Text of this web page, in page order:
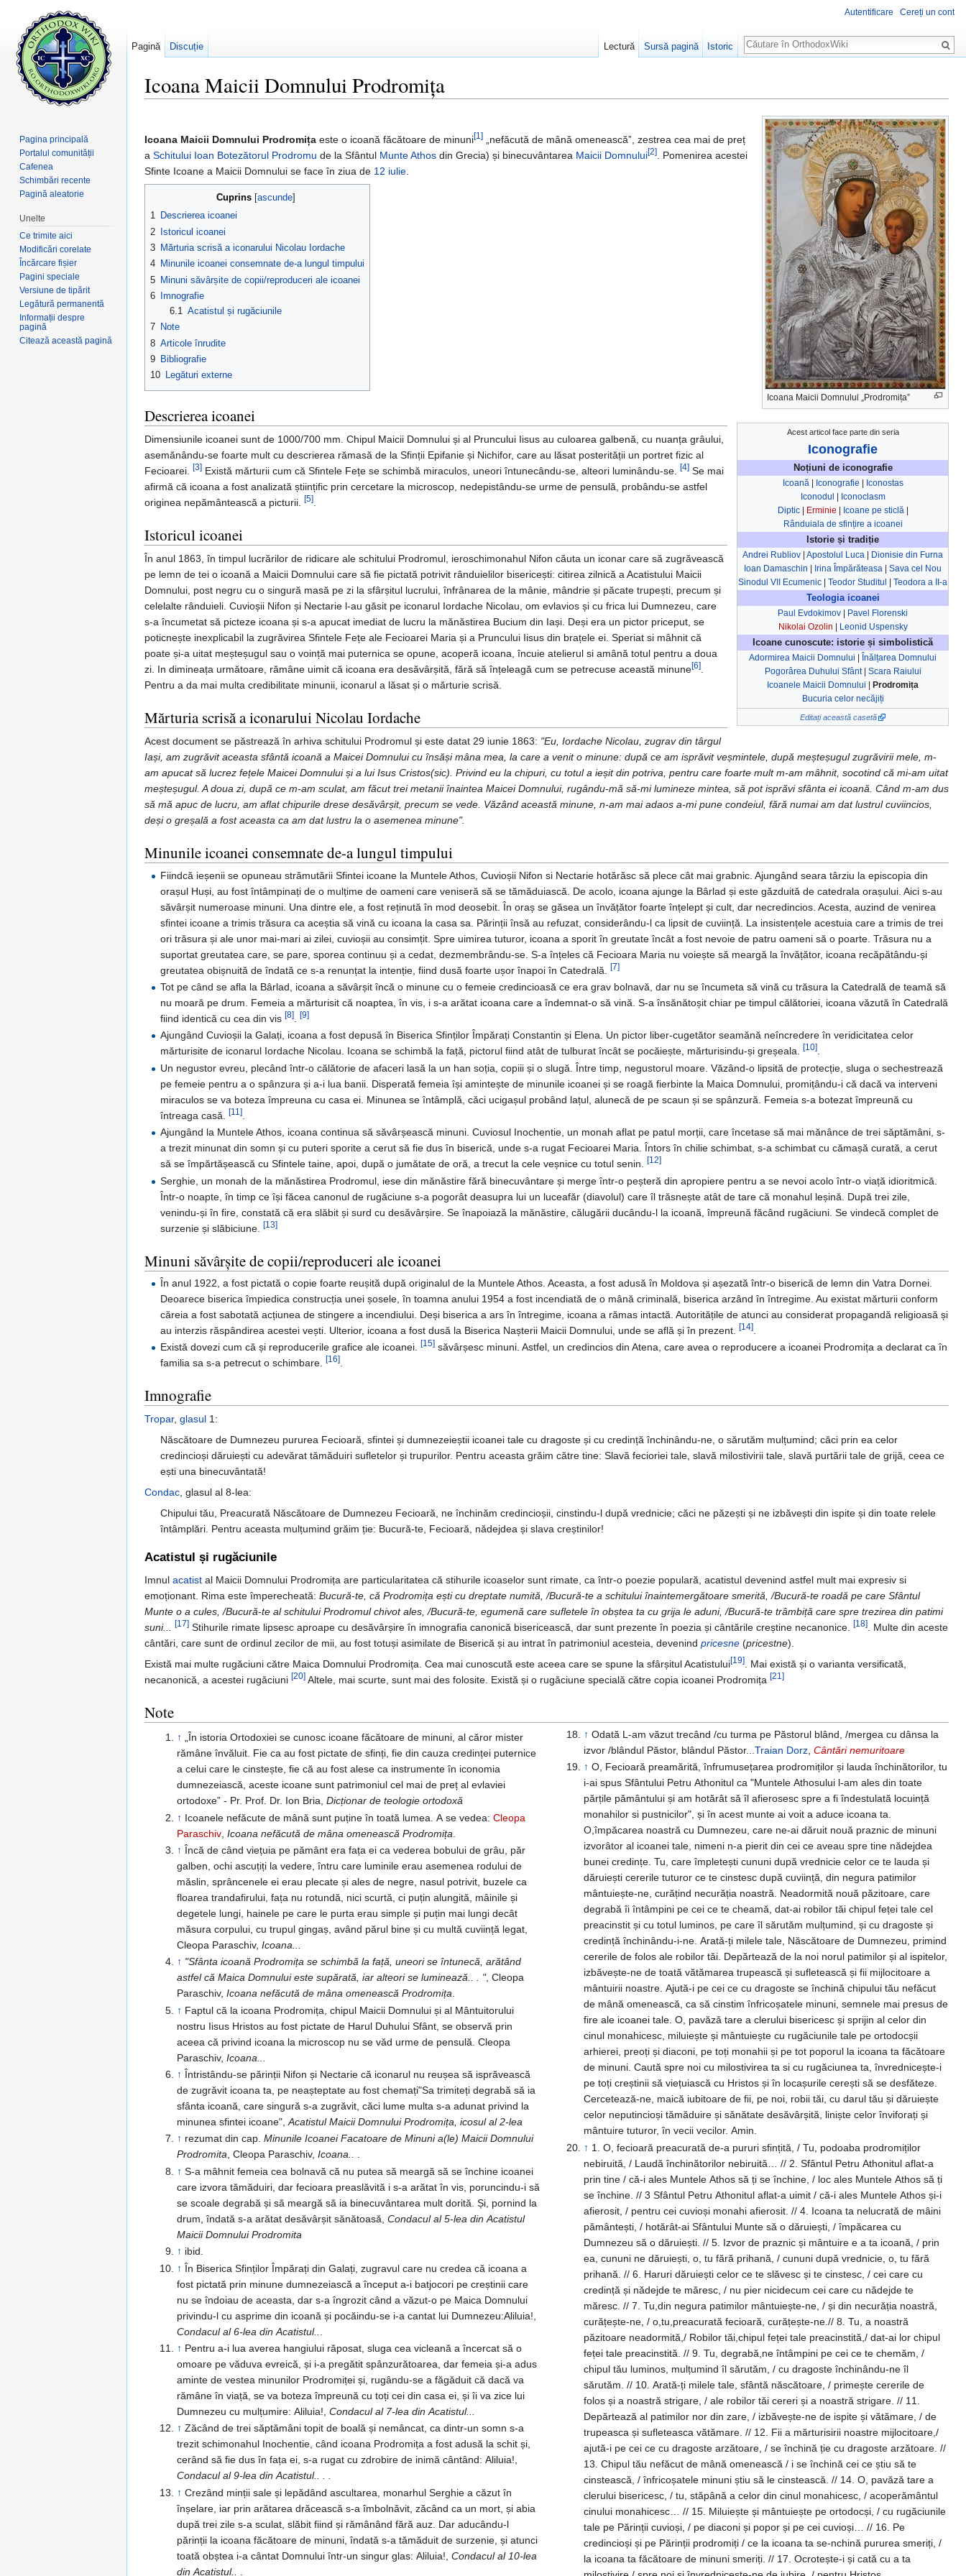
Icoana Maicii Domnului Prodromița
Icoana Maicii Domnului „Prodromița”
Acest articol face parte din seria
Iconografie
Noțiuni de iconografie
Icoană | Iconografie | Iconostas
Iconodul | Iconoclasm
Diptic| Erminie | Icoane pe sticlă |
Rânduiala de sfințire a icoanei
Istorie și tradiție
Andrei Rubliov | Apostolul Luca | Dionisie din Furna
Ioan Damaschin | Irina Împărăteasa | Sava cel Nou
Sinodul VII Ecumenic | Teodor Studitul | Teodora a II-a
Teologia icoanei
Paul Evdokimov | Pavel Florenski
Nikolai Ozolin | Leonid Uspensky
Icoane cunoscute: istorie și simbolistică
Adormirea Maicii Domnului | Înălțarea Domnului
Pogorârea Duhului Sfânt| Scara Raiului
Icoanele Maicii Domnului | Prodromița
Bucuria celor necăjiți
Editați această casetă
Icoana Maicii Domnului Prodromița este o icoană făcătoare de minuni[1] „nefăcută de mână omenească”, zestrea cea mai de preț
a Schitului Ioan Botezătorul Prodromu de la Sfântul Munte Athos din Grecia) și binecuvântarea Maicii Domnului[2]. Pomenirea acestei
Sfinte Icoane a Maicii Domnului se face în ziua de 12 iulie.
Cuprins ascunde
1 Descrierea icoanei
2
Istoricul icoanei
3 Mărturia scrisă a iconarului Nicolau Iordache
4 Minunile icoanei consemnate de-a lungul timpului
5 Minuni săvârșite de copii/reproduceri ale icoanei
6
Imnografie
6.1 Acatistul și rugăciunile
7 Note
8 Articole înrudite
9 Bibliografie
10 Legături externe
Descrierea icoanei
Dimensiunile icoanei sunt de 1000/700 mm. Chipul Maicii Domnului și al Pruncului Iisus au culoarea galbenă, cu nuanța grâului,
asemănându-se foarte mult cu descrierea rămasă de la Sfinții Epifanie și Nichifor, care au lăsat posterității un portret fizic al
Fecioarei. [3] Există mărturii cum că Sfintele Fețe se schimbă miraculos, uneori întunecându-se, alteori luminându-se. [4] Se mai
afirmă că icoana a fost analizată științific prin cercetare la microscop, nedepistându-se urme de pensulă, probându-se astfel
originea nepământească a picturii. [5].
Istoricul icoanei
În anul 1863, în timpul lucrărilor de ridicare ale schitului Prodromul, ieroschimonahul Nifon căuta un iconar care să zugrăvească
pe lemn de tei o icoană a Maicii Domnului care să fie pictată potrivit rânduielilor bisericești: citirea zilnică a Acatistului Maicii
Domnului, post negru cu o singură masă pe zi la sfârșitul lucrului, înfrânarea de la mânie, mândrie și păcate trupești, precum și
celelalte rânduieli. Cuvioșii Nifon și Nectarie l-au găsit pe iconarul Iordache Nicolau, om evlavios și cu frica lui Dumnezeu, care
s-a încumetat să picteze icoana și s-a apucat imediat de lucru la mănăstirea Bucium din Iași. Deși era un pictor priceput, se
poticnește inexplicabil la zugrăvirea Sfintele Fețe ale Fecioarei Maria și a Pruncului Iisus din brațele ei. Speriat si mâhnit că
poate și-a uitat meșteșugul sau o voință mai puternica se opune, acoperă icoana, încuie atelierul si amână totul pentru a doua
zi. In dimineața următoare, rămâne uimit că icoana era desăvârșită, fără să înțeleagă cum se petrecuse această minune[6].
Pentru a da mai multa credibilitate minunii, iconarul a lăsat și o mărturie scrisă.
Mărturia scrisă a iconarului Nicolau Iordache
Acest document se păstrează în arhiva schitului Prodromul și este datat 29 iunie 1863: "Eu, Iordache Nicolau, zugrav din târgul
Iași, am zugrăvit aceasta sfântă icoană a Maicei Domnului cu însăși mâna mea, la care a venit o minune: după ce am isprăvit veșmintele, după meșteșugul zugrăvirii mele, m-
am apucat să lucrez fețele Maicei Domnului și a lui Isus Cristos(sic). Privind eu la chipuri, cu totul a ieșit din potriva, pentru care foarte mult m-am mâhnit, socotind că mi-am uitat
meșteșugul. A doua zi, după ce m-am sculat, am făcut trei metanii înaintea Maicei Domnului, rugându-mă să-mi lumineze mintea, să pot isprăvi sfânta ei icoană. Când m-am dus
să mă apuc de lucru, am aflat chipurile drese desăvârșit, precum se vede. Văzând această minune, n-am mai adaos a-mi pune condeiul, fără numai am dat lustrul cuviincios,
deși o greșală a fost aceasta ca am dat lustru la o asemenea minune".
Minunile icoanei consemnate de-a lungul timpului
Fiindcă ieșenii se opuneau strămutării Sfintei icoane la Muntele Athos, Cuvioșii Nifon si Nectarie hotărăsc să plece cât mai grabnic. Ajungând seara târziu la episcopia din
orașul Huși, au fost întâmpinați de o mulțime de oameni care veniseră să se tămăduiască. De acolo, icoana ajunge la Bârlad și este găzduită de catedrala orașului. Aici s-au
săvârșit numeroase minuni. Una dintre ele, a fost reținută în mod deosebit. În oraș se găsea un învățător foarte înțelept și cult, dar necredincios. Acesta, auzind de venirea
sfintei icoane a trimis trăsura ca aceștia să vină cu icoana la casa sa. Părinții însă au refuzat, considerându-l ca lipsit de cuviință. La insistențele acestuia care a trimis de trei
ori trăsura și ale unor mai-mari ai zilei, cuvioșii au consimțit. Spre uimirea tuturor, icoana a sporit în greutate încât a fost nevoie de patru oameni să o poarte. Trăsura nu a
suportat greutatea care, se pare, sporea continuu și a cedat, dezmembrându-se. S-a înțeles că Fecioara Maria nu voiește să meargă la învățător, icoana recăpătându-și
greutatea obișnuită de îndată ce s-a renunțat la intenție, fiind dusă foarte ușor înapoi în Catedrală.[7]
Tot pe când se afla la Bârlad, icoana a săvârșit încă o minune cu o femeie credincioasă ce era grav bolnavă, dar nu se încumeta să vină cu trăsura la Catedrală de teamă să
nu moară pe drum. Femeia a mărturisit că noaptea, în vis, i s-a arătat icoana care a îndemnat-o să vină. S-a însănătoșit chiar pe timpul călătoriei, icoana văzută în Catedrală
fiind identică cu cea din vis[8] .[9]
Ajungând Cuvioșii la Galați, icoana a fost depusă în Biserica Sfinților Împărați Constantin și Elena. Un pictor liber-cugetător seamănă neîncredere în veridicitatea celor
mărturisite de iconarul Iordache Nicolau. Icoana se schimbă la față, pictorul fiind atât de tulburat încât se pocăiește, mărturisindu-și greșeala.[10].
Un negustor evreu, plecând într-o călătorie de afaceri lasă la un han soția, copiii și o slugă. Între timp, negustorul moare. Văzând-o lipsită de protecție, sluga o sechestrează
pe femeie pentru a o spânzura și a-i lua banii. Disperată femeia își amintește de minunile icoanei și se roagă fierbinte la Maica Domnului, promițându-i că dacă va interveni
miraculos se va boteza împreuna cu casa ei. Minunea se întâmplă, căci ucigașul probând lațul, alunecă de pe scaun și se spânzură. Femeia s-a botezat împreună cu
întreaga casă.[11]
Ajungând la Muntele Athos, icoana continua să săvârșească minuni. Cuviosul Inochentie, un monah aflat pe patul morții, care încetase să mai mănânce de trei săptămâni, s-
a trezit minunat din somn și cu puteri sporite a cerut să fie dus în biserică, unde s-a rugat Fecioarei Maria. Întors în chilie schimbat, s-a schimbat cu cămașă curată, a cerut
să se împărtășească cu Sfintele taine, apoi, după o jumătate de oră, a trecut la cele veșnice cu totul senin.[12]
Serghie, un monah de la mănăstirea Prodromul, iese din mănăstire fără binecuvântare și merge într-o peșteră din apropiere pentru a se nevoi acolo într-o viață idioritmică.
Într-o noapte, în timp ce își făcea canonul de rugăciune s-a pogorât deasupra lui un luceafăr (diavolul) care îl trăsnește atât de tare că monahul leșină. După trei zile,
venindu-și în fire, constată că era slăbit și surd cu desăvârșire. Se înapoiază la mănăstire, călugării ducându-l la icoană, împreună făcând rugăciuni. Se vindecă complet de
surzenie și slăbiciune.[13]
Minuni săvârșite de copii/reproduceri ale icoanei
În anul 1922, a fost pictată o copie foarte reușită după originalul de la Muntele Athos. Aceasta, a fost adusă în Moldova și așezată într-o biserică de lemn din Vatra Dornei.
Deoarece biserica împiedica construcția unei șosele, în toamna anului 1954 a fost incendiată de o mână criminală, biserica arzând în întregime. Au existat mărturii conform
căreia a fost sabotată acțiunea de stingere a incendiului. Deși biserica a ars în întregime, icoana a rămas intactă. Autoritățile de atunci au considerat propagandă religioasă și
au interzis răspândirea acestei vești. Ulterior, icoana a fost dusă la Biserica Nașterii Maicii Domnului, unde se află și în prezent.[14]
Există dovezi cum că și reproducerile grafice ale icoanei.[15] săvârșesc minuni. Astfel, un credincios din Atena, care avea o reproducere a icoanei Prodromița a declarat ca în
familia sa s-a petrecut o schimbare.[16].
Imnografie
Tropar, glasul 1:
Născătoare de Dumnezeu pururea Fecioară, sfintei și dumnezeieștii icoanei tale cu dragoste și cu credință închinându-ne, o sărutăm mulțumind; căci prin ea celor
credincioși dăruiești cu adevărat tămăduiri sufletelor și trupurilor. Pentru aceasta grăim către tine: Slavă fecioriei tale, slavă milostivirii tale, slavă purtării tale de grijă, ceea ce
ești una binecuvântată!
Condac, glasul al 8-lea:
Chipului tău, Preacurată Născătoare de Dumnezeu Fecioară, ne închinăm credincioșii, cinstindu-l după vrednicie; căci ne păzești și ne izbăvești din ispite și din toate relele
întâmplări. Pentru aceasta mulțumind grăim ție: Bucură-te, Fecioară, nădejdea și slava creștinilor!
Acatistul și rugăciunile
Imnul acatist al Maicii Domnului Prodromița are particularitatea că stihurile icoaselor sunt rimate, ca într-o poezie populară, acatistul devenind astfel mult mai expresiv si
emoționant. Rima este împerecheată: Bucură-te, că Prodromița ești cu dreptate numită, /Bucură-te a schitului înaintemergătoare smerită, /Bucură-te roadă pe care Sfântul
Munte o a cules, /Bucură-te al schitului Prodromul chivot ales, /Bucură-te, egumenă care sufletele în obștea ta cu grija le aduni, /Bucură-te trâmbiță care spre trezirea din patimi
suni...
[17] Stihurile rimate lipsesc aproape cu desăvârșire în imnografia canonică bisericească, dar sunt prezente în poezia și cântările creștine necanonice. [18]
. Multe din aceste
cântări, care sunt de ordinul zecilor de mii, au fost totuși asimilate de Biserică și au intrat în patrimoniul acesteia, devenind pricesne (pricestne).
Există mai multe rugăciuni către Maica Domnului Prodromița. Cea mai cunoscută este aceea care se spune la sfârșitul Acatistului[19]
. Mai există și o varianta versificată,
necanonică, a acestei rugăciuni [20] Altele, mai scurte, sunt mai des folosite. Există și o rugăciune specială către copia icoanei Prodromița [21]
Note
↑
„În istoria Ortodoxiei se cunosc icoane făcătoare de minuni, al căror mister
rămâne învăluit. Fie ca au fost pictate de sfinți, fie din cauza credinței puternice
a celui care le cinstește, fie că au fost alese ca instrumente în iconomia
dumnezeiască, aceste icoane sunt patrimoniul cel mai de preț al evlaviei
ortodoxe” - Pr. Prof. Dr. Ion Bria, Dicționar de teologie ortodoxă
↑ Icoanele nefăcute de mână sunt puține în toată lumea. A se vedea: Cleopa
Paraschiv, Icoana nefăcută de mâna omenească Prodromița
↑ Încă de când viețuia pe pământ era fața ei ca vederea bobului de grâu, păr
galben, ochi ascuțiți la vedere, întru care luminile erau asemenea rodului de
măslin, sprâncenele ei erau plecate și ales de negre, nasul potrivit, buzele ca
floarea trandafirului, fața nu rotundă, nici scurtă, ci puțin alungită, mâinile și
degetele lungi, hainele pe care le purta erau simple și puțin mai lungi decât
măsura corpului, cu trupul gingaș, având părul bine și cu multă cuviință legat,
Cleopa Paraschiv, Icoana...
↑ "Sfânta icoană Prodromița se schimbă la față, uneori se întunecă, arătând
astfel că Maica Domnului este supărată, iar alteori se luminează.. . ", Cleopa
Paraschiv, Icoana nefăcută de mâna omenească Prodromița.
↑ Faptul că la icoana Prodromița, chipul Maicii Domnului și al Mântuitorului
nostru Iisus Hristos au fost pictate de Harul Duhului Sfânt, se observă prin
aceea că privind icoana la microscop nu se văd urme de pensulă. Cleopa
Paraschiv, Icoana...
↑ Întristându-se părinții Nifon și Nectarie că iconarul nu reușea să isprăvească
de zugrăvit icoana ta, pe neașteptate au fost chemați"Sa trimiteți degrabă să ia
sfânta icoană, care singură s-a zugrăvit, căci lume multa s-a adunat privind la
minunea sfintei icoane", Acatistul Maicii Domnului Prodromița, icosul al 2-lea
↑ rezumat din cap. Minunile Icoanei Facatoare de Minuni a(le) Maicii Domnului
Prodromita , Cleopa Paraschiv, Icoana.. .
↑ S-a mâhnit femeia cea bolnavă că nu putea să meargă să se închine icoanei
care izvora tămăduiri, dar fecioara preaslăvită i s-a arătat în vis, poruncindu-i să
se scoale degrabă și să meargă să ia binecuvântarea mult dorită. Și, pornind la
drum, îndată s-a arătat desăvârșit sănătoasă, Condacul al 5-lea din Acatistul
Maicii Domnului Prodromita
↑ ibid.
↑ În Biserica Sfinților Împărați din Galați, zugravul care nu credea că icoana a
fost pictată prin minune dumnezeiască a început a-i batjocori pe creștinii care
nu se îndoiau de aceasta, dar s-a îngrozit când a văzut-o pe Maica Domnului
privindu-l cu asprime din icoană și pocăindu-se i-a cantat lui Dumnezeu:Aliluia!,
Condacul al 6-lea din Acatistul..
↑ Pentru a-i lua averea hangiului răposat, sluga cea vicleană a încercat să o
omoare pe văduva evreică, și i-a pregătit spânzurătoarea, dar femeia și-a adus
aminte de vestea minunilor Prodromiței și, rugându-se a făgăduit că dacă va
rămâne în viață, se va boteza împreună cu toți cei din casa ei, și îi va zice lui
Dumnezeu cu mulțumire: Aliluia!, Condacul al 7-lea din Acatistul...
↑ Zăcând de trei săptămâni topit de boală și nemâncat, ca dintr-un somn s-a
trezit schimonahul Inochentie, când icoana Prodromița a fost adusă la schit și,
cerând să fie dus în fața ei, s-a rugat cu zdrobire de inimă cântând: Aliluia!,
Condacul al 9-lea din Acatistul.. . .
↑ Crezând minții sale și lepădând ascultarea, monarhul Serghie a căzut în
înșelare, iar prin arătarea drăcească s-a îmbolnăvit, zăcând ca un mort, și abia
după trei zile s-a sculat, slăbit fiind și rămânând fără auz. Dar aducându-l
părinții la icoana făcătoare de minuni, îndată s-a tămăduit de surzenie, și atunci
toată obștea i-a cântat Domnului într-un singur glas: Aliluia!, Condacul al 10-lea
din Acatistul..
↑ Odată L-am văzut trecând /cu turma pe Păstorul blând, /mergea cu dânsa la
izvor /blândul Păstor, blândul Păstor...Traian Dorz ,Cântări nemuritoare
↑ O, Fecioară preamărită, înfrumusețarea prodromiților și lauda închinătorilor, tu
i-ai spus Sfântului Petru Athonitul ca "Muntele Athosului l-am ales din toate
părțile pământului și am hotărât să îl afierosesc spre a fi îndestulată locuință
monahilor si pustnicilor", și în acest munte ai voit a aduce icoana ta.
O,împăcarea noastră cu Dumnezeu, care ne-ai dăruit nouă praznic de minuni
izvorâtor al icoanei tale, nimeni n-a pierit din cei ce aveau spre tine nădejdea
bunei credințe. Tu, care împletești cununi după vrednicie celor ce te lauda și
dăruiești cererile tuturor ce te cinstesc după cuviință, din negura patimilor
mântuiește-ne, curățind necurăția noastră. Neadormită nouă păzitoare, care
degrabă îi întâmpini pe cei ce te cheamă, dat-ai robilor tăi chipul feței tale cel
preacinstit și cu totul luminos, pe care îl sărutăm mulțumind, și cu dragoste și
credință închinându-i-ne. Arată-ți milele tale, Născătoare de Dumnezeu, primind
cererile de folos ale robilor tăi. Depărtează de la noi norul patimilor și al ispitelor,
izbăvește-ne de toată vătămarea trupească și sufletească și fii mijlocitoare a
mântuirii noastre. Ajută-i pe cei ce cu dragoste se închină chipului tău nefăcut
de mână omenească, ca să cinstim înfricoșatele minuni, semnele mai presus de
fire ale icoanei tale. O, pavăză tare a clerului bisericesc și sprijin al celor din
cinul monahicesc, miluiește și mântuiește cu rugăciunile tale pe ortodocșii
arhierei, preoți și diaconi, pe toți monahii și pe tot poporul la icoana ta făcătoare
de minuni. Caută spre noi cu milostivirea ta si cu rugăciunea ta, învrednicește-i
pe toți creștinii să viețuiască cu Hristos și în locașurile cerești să se desfăteze.
Cercetează-ne, maică iubitoare de fii, pe noi, robii tăi, cu darul tău și dăruiește
celor neputincioși tămăduire și sănătate desăvârșită, liniște celor înviforați și
mântuire tuturor, în vecii vecilor. Amin.
↑ 1. O, fecioară preacurată de-a pururi sfințită, / Tu, podoaba prodromiților
nebiruită, / Laudă închinătorilor nebiruită… // 2. Sfântul Petru Athonitul aflat-a
prin tine / că-i ales Muntele Athos să ți se închine, / loc ales Muntele Athos să ți
se închine. // 3 Sfântul Petru Athonitul aflat-a uimit / că-i ales Muntele Athos și-i
afierosit, / pentru cei cuvioși monahi afierosit. // 4. Icoana ta nelucrată de mâini
pământești, / hotărât-ai Sfântului Munte să o dăruiești, / împăcarea cu
Dumnezeu să o dăruiești. // 5. Izvor de praznic și mântuire e a ta icoană, / prin
ea, cununi ne dăruiești, o, tu fără prihană, / cununi după vrednicie, o, tu fără
prihană. // 6. Haruri dăruiești celor ce te slăvesc și te cinstesc, / cei care cu
credință și nădejde te măresc, / nu pier nicidecum cei care cu nădejde te
măresc. // 7. Tu,din negura patimilor mântuiește-ne, / și din necurăția noastră,
curățește-ne, / o,tu,preacurată fecioară, curățește-ne.// 8. Tu, a noastră
păzitoare neadormită,/ Robilor tăi,chipul feței tale preacinstită,/ dat-ai lor chipul
feței tale preacinstită. // 9. Tu, degrabă,ne întâmpini pe cei ce te chemăm, /
chipul tău luminos, mulțumind îl sărutăm, / cu dragoste închinându-ne îl
sărutăm. // 10. Arată-ți milele tale, sfântă născătoare, / primește cererile de
folos și a noastră strigare, / ale robilor tăi cereri și a noastră strigare. // 11.
Depărtează al patimilor nor din zare, / izbăvește-ne de ispite și vătămare, / de
trupeasca și sufleteasca vătămare. // 12. Fii a mărturisirii noastre mijlocitoare,/
ajută-i pe cei ce cu dragoste arzătoare, / se închină ție cu dragoste arzătoare. //
13. Chipul tău nefăcut de mână omenească / i se închină cei ce știu să te
cinstească, / înfricoșatele minuni știu să le cinstească. // 14. O, pavăză tare a
clerului bisericesc, / tu, stăpână a celor din cinul monahicesc, / acoperământul
cinului monahicesc… // 15. Miluiește și mântuiește pe ortodocși, / cu rugăciunile
tale pe Părinții cuvioși, / pe diaconi și popor și pe cei cuvioși… // 16. Pe
credincioși și pe Părinții prodromiți / ce la icoana ta se-nchină pururea smeriți, /
la icoana ta făcătoare de minuni smeriți. // 17. Ocrotește-i și cată cu a ta
Autentificare Cereți un cont
Pagină Discuție Lectură Sursă pagină Istoric
Căutare
Pagina principală
Portalul comunității
Cafenea
Schimbări recente
Pagină aleatorie
Unelte
Ce trimite aici
Modificări corelate
Încărcare fișier
Pagini speciale
Versiune de tipărit
Legătură permanentă
Informații despre
pagină
Citează această pagină